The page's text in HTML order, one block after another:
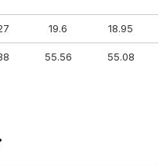
19.6 18.95
55.56 55.08